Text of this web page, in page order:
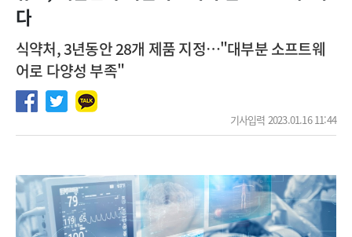
[명지병원] 하반기 전공의(인턴) 모집
다
식약처, 3년동안 28개 제품 지정…"대부분 소프트웨
어로 다양성 부족"
기사입력 2023.01.16 11:44